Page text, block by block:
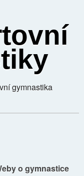
gymnastika
o gymnastice